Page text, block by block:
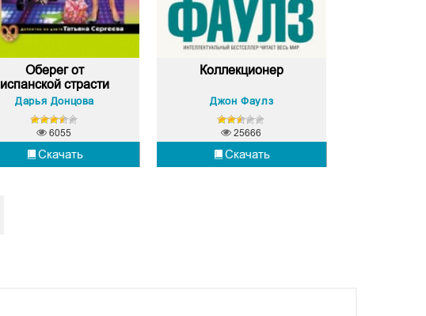
Оберег от
испанской страсти
Дарья Донцова
Скачать
6055
Коллекционер
Джон Фаулз
Скачать
25666